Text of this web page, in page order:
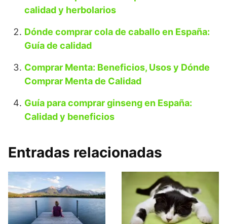
calidad y herbolarios
Dónde comprar cola de caballo en España:
Guía de calidad
Comprar Menta: Beneficios, Usos y Dónde
Comprar Menta de Calidad
Guía para comprar ginseng en España:
Calidad y beneficios
Entradas relacionadas